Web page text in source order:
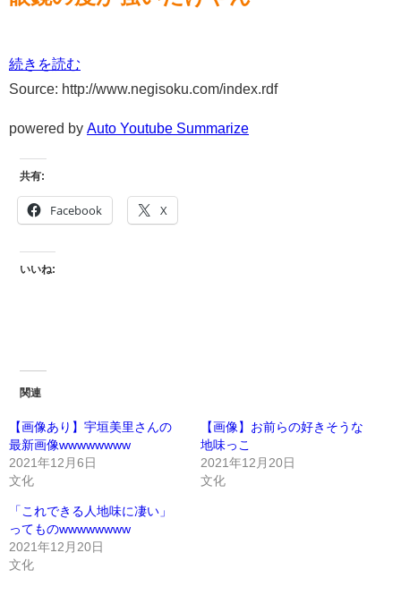
続きを読む
Source: http://www.negisoku.com/index.rdf
powered by Auto Youtube Summarize
共有:
Facebook X
いいね:
関連
【画像あり】宇垣美里さんの
最新画像wwwwwwww
2021年12月6日
文化
【画像】お前らの好きそうな
地味っこ
2021年12月20日
文化
「これできる人地味に凄い」
ってものwwwwwwww
2021年12月20日
文化